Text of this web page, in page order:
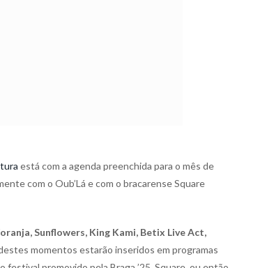
está com a agenda preenchida para o mês de
com o Oub’Lá e com o bracarense Square
Sunflowers, King Kami, Betix Live Act,
momentos estarão inseridos em programas